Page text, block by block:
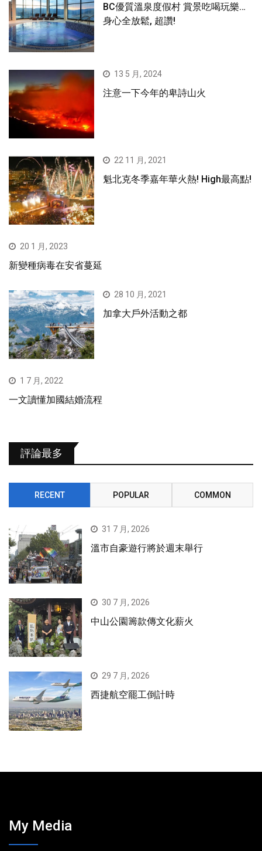
BC優質溫泉度假村 賞景吃喝玩樂…
身心全放鬆, 超讚!
13 5 月, 2024
注意一下今年的卑詩山火
22 11 月, 2021
魁北克冬季嘉年華火熱! High最高點!
20 1 月, 2023
新變種病毒在安省蔓延
28 10 月, 2021
加拿大戶外活動之都
1 7 月, 2022
一文讀懂加國結婚流程
評論最多
RECENT POPULAR COMMON
31 7 月, 2026
溫市自豪遊行將於週末舉行
30 7 月, 2026
中山公園籌款傳文化薪火
29 7 月, 2026
西捷航空罷工倒計時
My Media